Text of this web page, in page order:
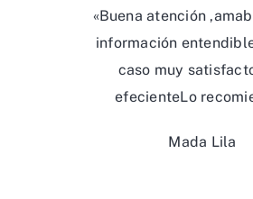
«Buena atención
información
caso muy
efecienteLo
Mada Lila